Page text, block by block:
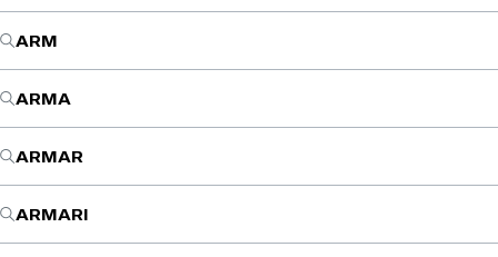
ARM
ARMA
ARMAR
ARMARI